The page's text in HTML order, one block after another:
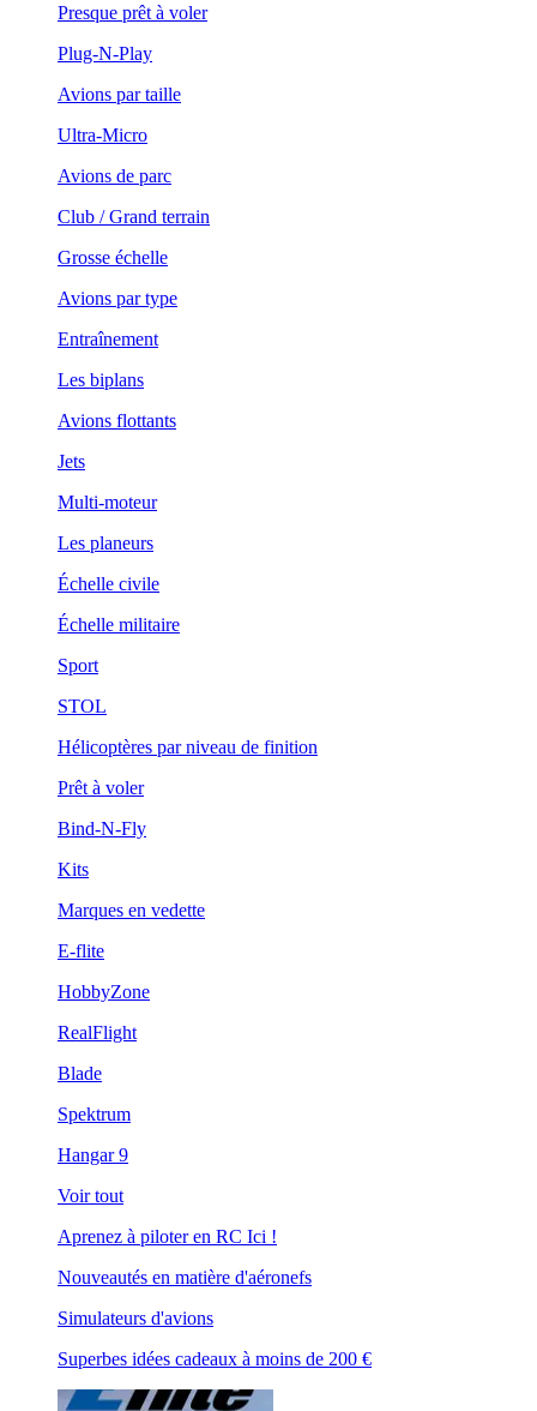
Presque prêt à voler
Plug-N-Play
Avions par taille
Ultra-Micro
Avions de parc
Club / Grand terrain
Grosse échelle
Avions par type
Entraînement
Les biplans
Avions flottants
Jets
Multi-moteur
Les planeurs
Échelle civile
Échelle militaire
Sport
STOL
Hélicoptères par niveau de finition
Prêt à voler
Bind-N-Fly
Kits
Marques en vedette
E-flite
HobbyZone
RealFlight
Blade
Spektrum
Hangar 9
Voir tout
Aprenez à piloter en RC Ici !
Nouveautés en matière d'aéronefs
Simulateurs d'avions
Superbes idées cadeaux à moins de 200 €